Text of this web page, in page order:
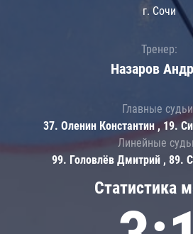
Статистика
г. Сочи
Тренер:
Назаров
Главные
37. Оленин Константин , 19.
Линейные
99. Головлёв Дмитрий , 89.